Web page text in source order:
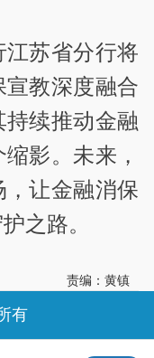
苏省分行将
教深度融合
续推动金融
影。未来，
让金融消保
之路。
责编：黄镇
有